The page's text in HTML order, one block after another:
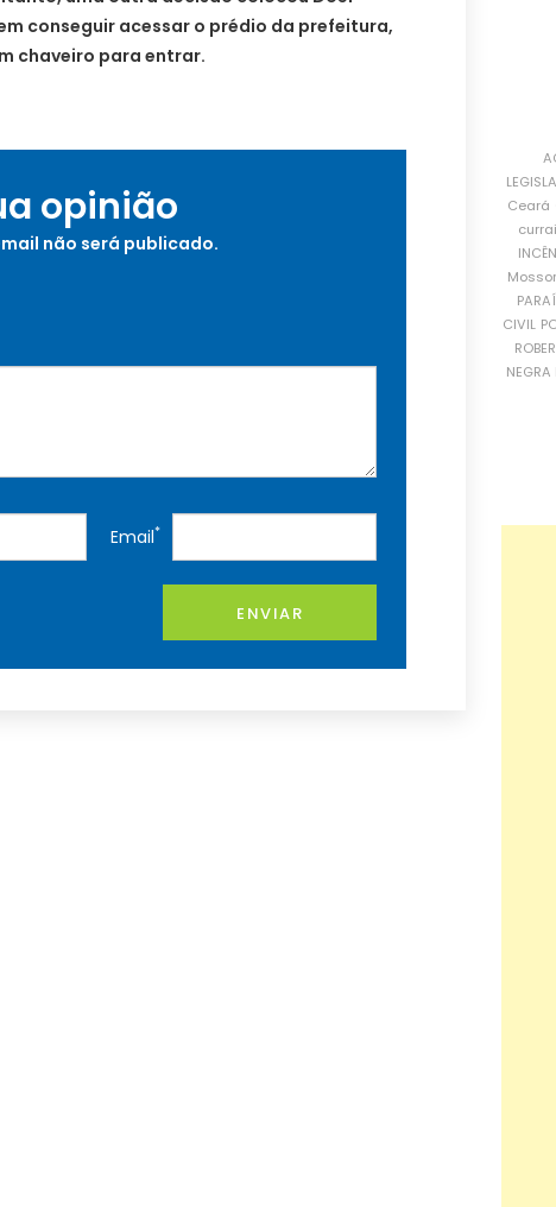
conseguir acessar o prédio da prefeitura,
chaveiro para entrar.
opinião
não será publicado.
Email*
ENVIAR
Ceará
CIVIL
NEGRA